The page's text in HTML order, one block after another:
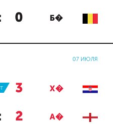
0 Б�
07 ИЮЛЯ
3 Х�
2 А�